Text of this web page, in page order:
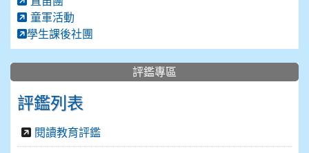
童軍活動
學生課後社團
評鑑專區
評鑑列表
閱讀教育評鑑